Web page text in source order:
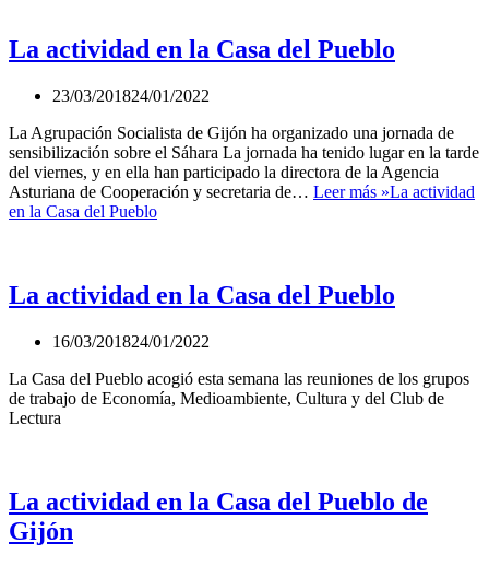
La actividad en la Casa del Pueblo
23/03/201824/01/2022
La Agrupación Socialista de Gijón ha organizado una jornada de
sensibilización sobre el Sáhara La jornada ha tenido lugar en la tarde
del viernes, y en ella han participado la directora de la Agencia
Asturiana de Cooperación y secretaria de… Leer más »La actividad
en la Casa del Pueblo
La actividad en la Casa del Pueblo
16/03/201824/01/2022
La Casa del Pueblo acogió esta semana las reuniones de los grupos
de trabajo de Economía, Medioambiente, Cultura y del Club de
Lectura
La actividad en la Casa del Pueblo de
Gijón